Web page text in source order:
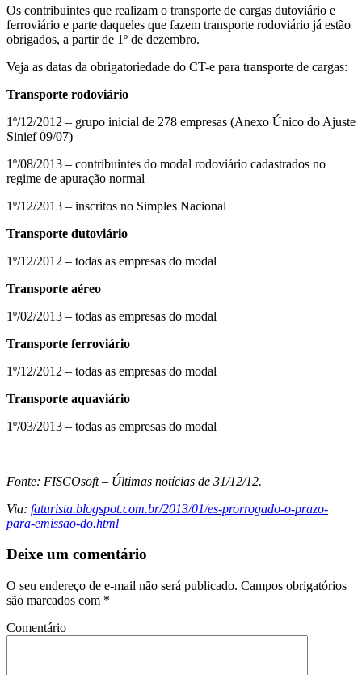
Os contribuintes que realizam o transporte de cargas dutoviário e
ferroviário e parte daqueles que fazem transporte rodoviário já estão
obrigados, a partir de 1º de dezembro.
Veja as datas da obrigatoriedade do CT-e para transporte de cargas:
Transporte rodoviário
1º/12/2012 – grupo inicial de 278 empresas (Anexo Único do Ajuste
Sinief 09/07)
1º/08/2013 – contribuintes do modal rodoviário cadastrados no
regime de apuração normal
1º/12/2013 – inscritos no Simples Nacional
Transporte dutoviário
1º/12/2012 – todas as empresas do modal
Transporte aéreo
1º/02/2013 – todas as empresas do modal
Transporte ferroviário
1º/12/2012 – todas as empresas do modal
Transporte aquaviário
1º/03/2013 – todas as empresas do modal
Fonte: FISCOsoft – Últimas notícias de 31/12/12.
Via: faturista.blogspot.com.br/2013/01/es-prorrogado-o-prazo-
para-emissao-do.html
Deixe um comentário
O seu endereço de e-mail não será publicado. Campos obrigatórios
são marcados com *
Comentário